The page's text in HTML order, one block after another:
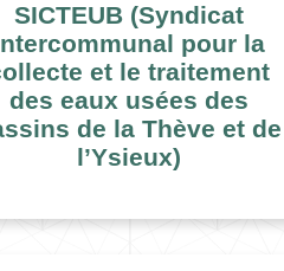
SICTEUB (Syndicat
pour la
et le traitement
des eaux usées des
de la Thève et de
l’Ysieux)